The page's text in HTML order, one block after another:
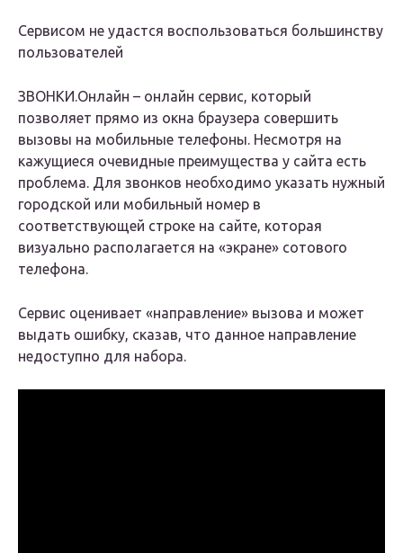
Сервисом не удастся воспользоваться большинству
пользователей
ЗВОНКИ.Онлайн – онлайн сервис, который
позволяет прямо из окна браузера совершить
вызовы на мобильные телефоны. Несмотря на
кажущиеся очевидные преимущества у сайта есть
проблема. Для звонков необходимо указать нужный
городской или мобильный номер в
соответствующей строке на сайте, которая
визуально располагается на «экране» сотового
телефона.
Сервис оценивает «направление» вызова и может
выдать ошибку, сказав, что данное направление
недоступно для набора.